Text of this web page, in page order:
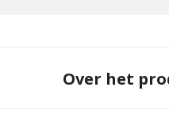
Over het